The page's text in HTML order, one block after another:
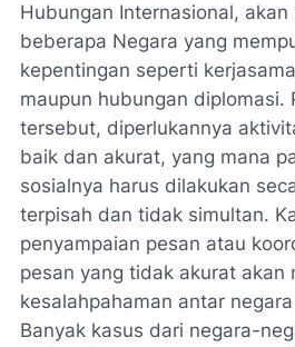
Hubungan Internasional,
beberapa Negara yang
kepentingan seperti
maupun hubungan diplomasi.
tersebut, diperlukannya
baik dan akurat, yang mana
sosialnya harus dilakukan
terpisah dan tidak simultan.
penyampaian pesan atau
pesan yang tidak akurat akan
kesalahpahaman antar
Banyak kasus dari negara-